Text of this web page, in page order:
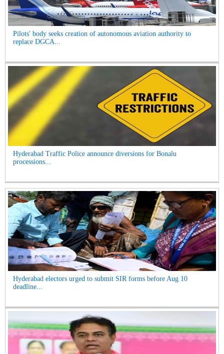
Pilots' body seeks creation of autonomous aviation authority to
replace DGCA...
Hyderabad Traffic Police announce diversions for Bonalu
processions...
Hyderabad electors urged to submit SIR forms before Aug 10
deadline...